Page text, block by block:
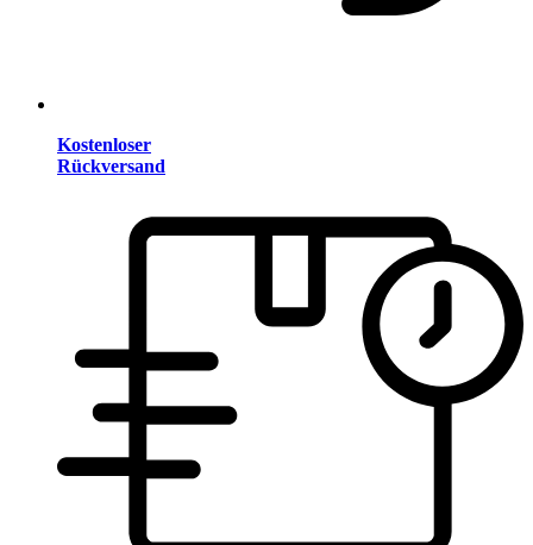
Kostenloser
Rückversand